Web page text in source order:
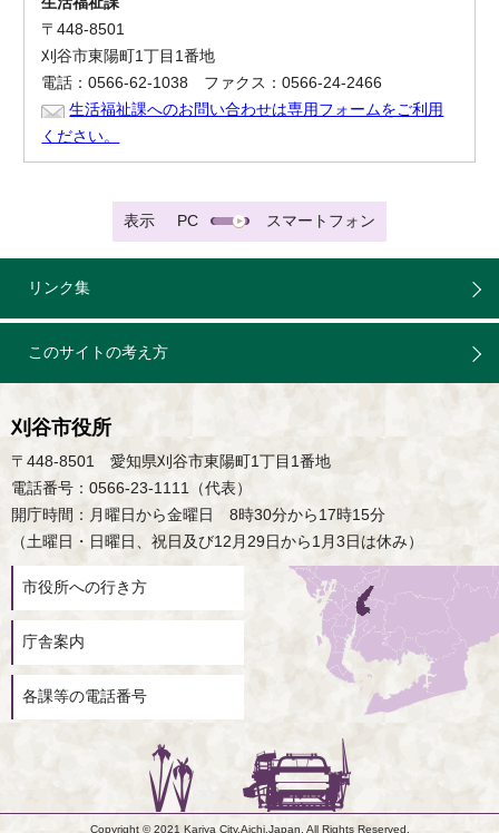
〒448-8501
刈谷市東陽町1丁目1番地
電話：0566-62-1038 ファクス：0566-24-2466
生活福祉課へのお問い合わせは専用フォームをご利用
ください。
表示 PC スマートフォン
リンク集
このサイトの考え方
刈谷市役所
〒448-8501 愛知県刈谷市東陽町1丁目1番地
電話番号：0566-23-1111（代表）
開庁時間：月曜日から金曜日 8時30分から17時15分
（土曜日・日曜日、祝日及び12月29日から1月3日は休み）
市役所への行き方
庁舎案内
各課等の電話番号
Copyright © 2021 Kariya City,Aichi,Japan. All Rights Reserved.